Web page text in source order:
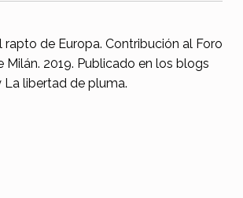
rapto de Europa. Contribución al Foro
Milán. 2019. Publicado en los blogs
La libertad de pluma.